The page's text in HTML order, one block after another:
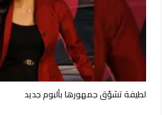
لطيفة تشوّق جمهورها بألبوم جديد